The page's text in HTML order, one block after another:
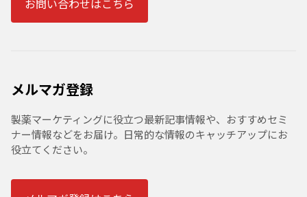
お問い合わせはこちら
メルマガ登録
製薬マーケティングに役立つ最新記事情報や、おすすめセミ
ナー情報などをお届け。日常的な情報のキャッチアップにお
役立てください。